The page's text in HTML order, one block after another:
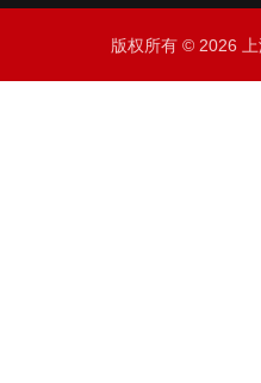
版权所有 © 2026